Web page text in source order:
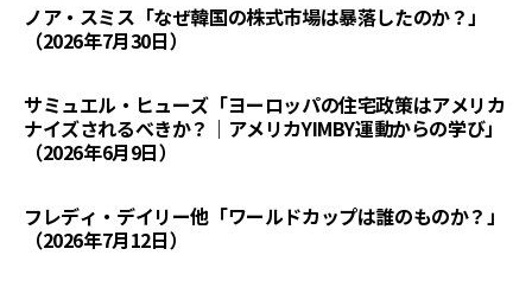
ノア・スミス「なぜ韓国の株式市場は暴落したのか？」
（2026年7月30日）
サミュエル・ヒューズ「ヨーロッパの住宅政策はアメリカ
ナイズされるべきか？｜アメリカYIMBY運動からの学び」
（2026年6月9日）
フレディ・デイリー他「ワールドカップは誰のものか？」
（2026年7月12日）